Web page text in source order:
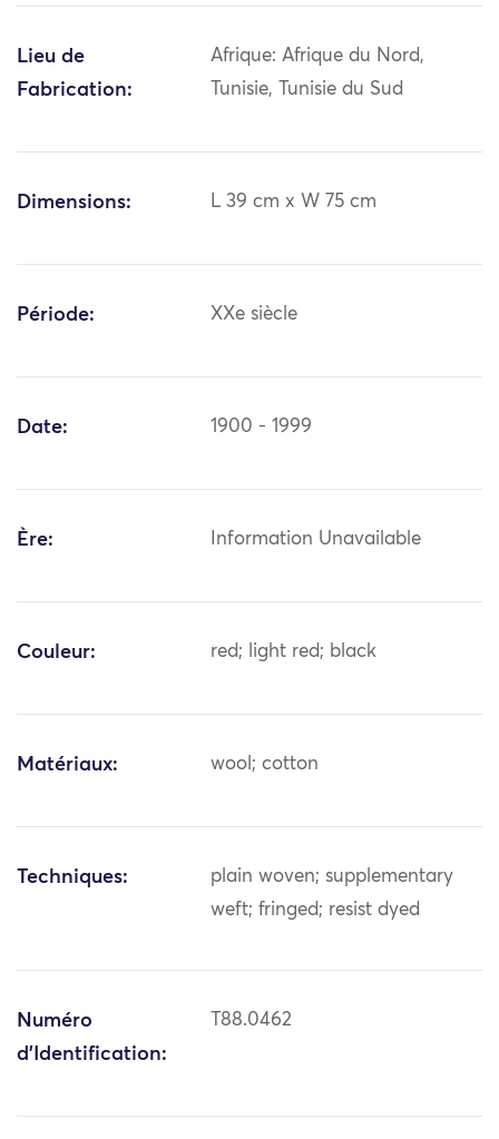
Lieu de
Fabrication:
Afrique: Afrique du Nord,
Tunisie, Tunisie du Sud
Dimensions: L 39 cm x W 75 cm
Période: XXe siècle
Date: 1900 - 1999
Ère: Information Unavailable
Couleur: red; light red; black
Matériaux: wool; cotton
Techniques:
plain woven; supplementary
weft; fringed; resist dyed
Numéro
d'Identification:
T88.0462